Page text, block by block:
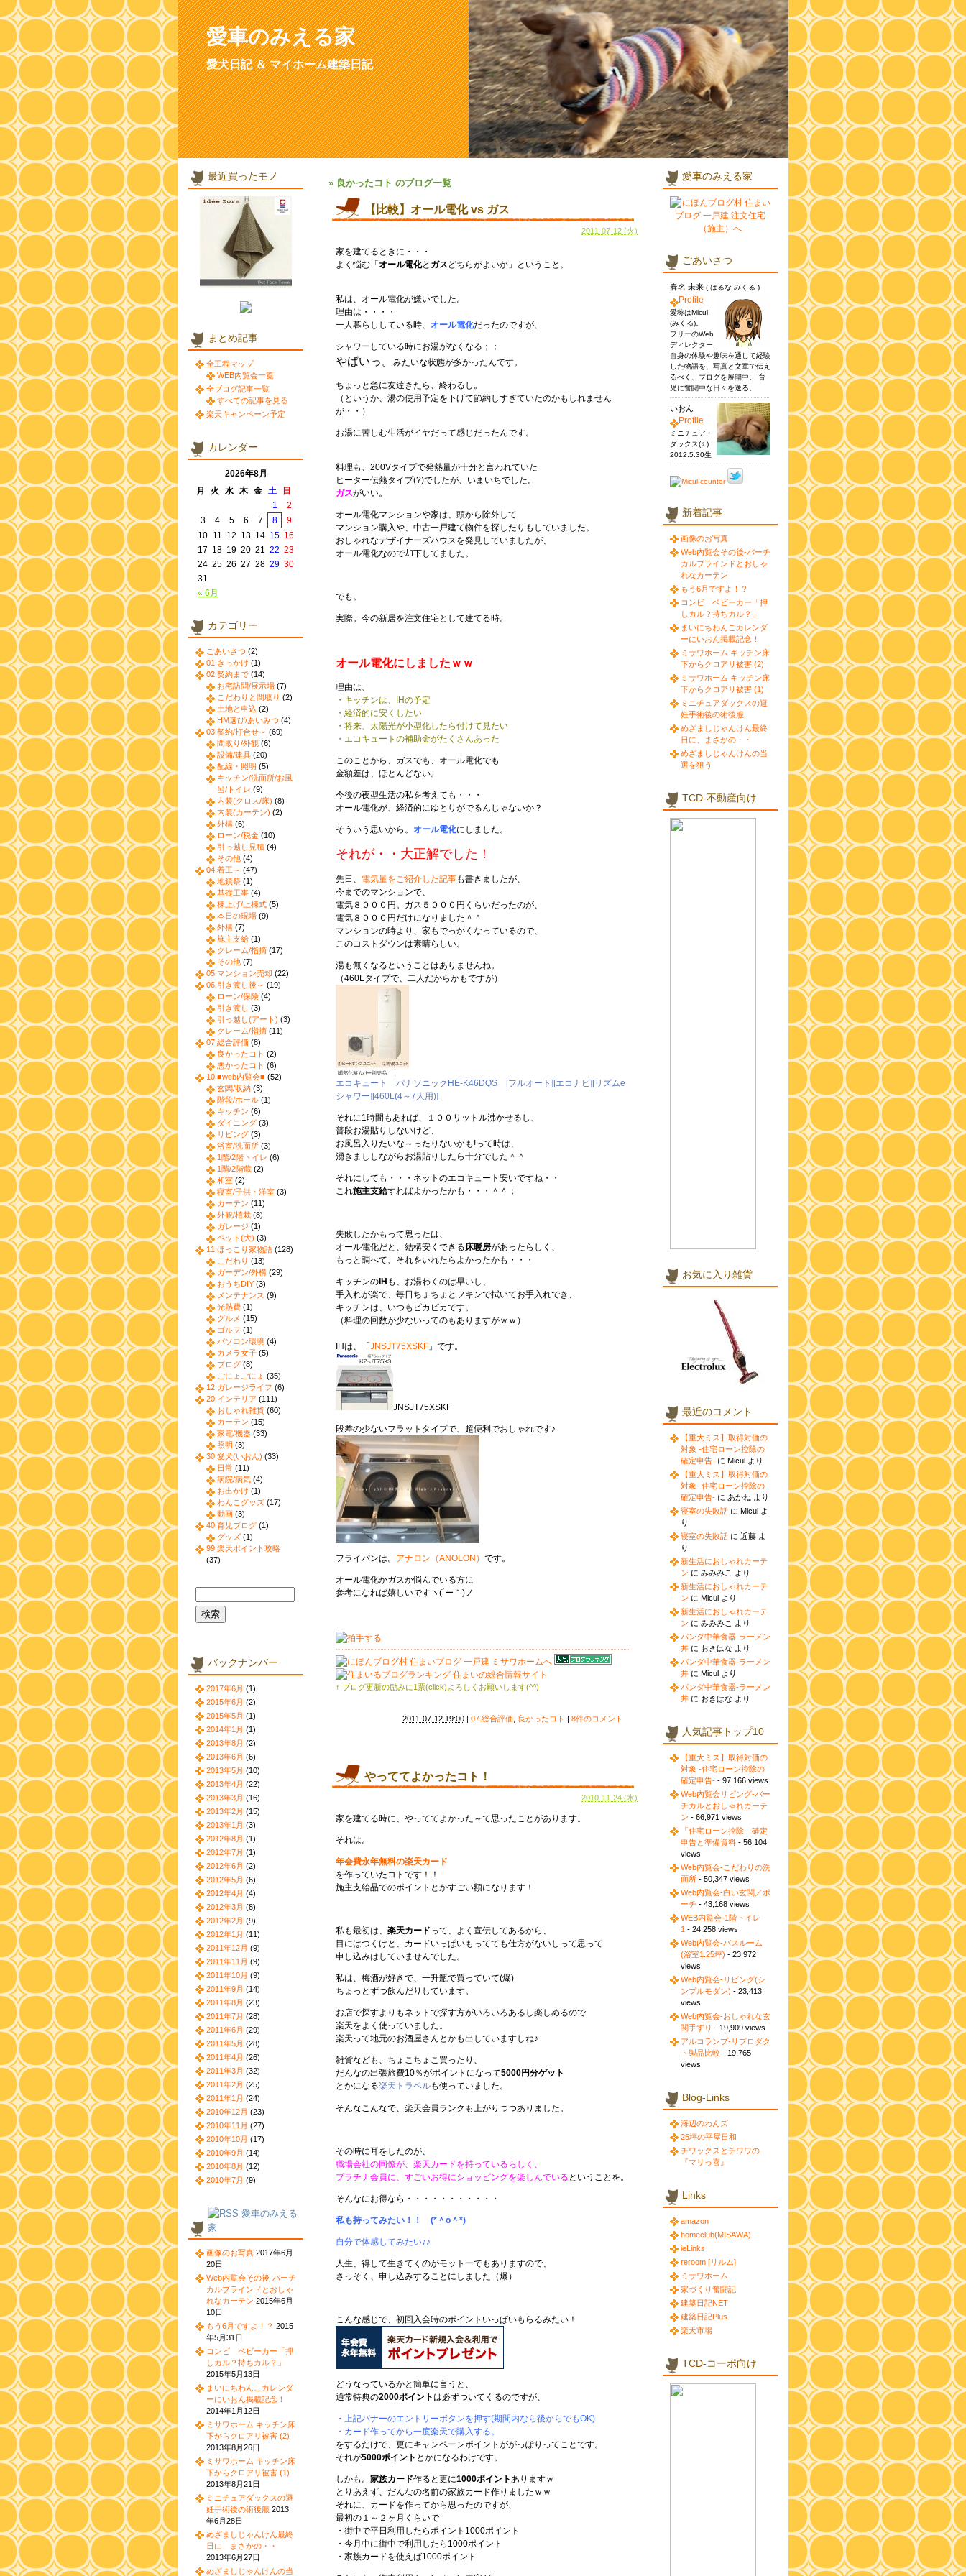
愛車のみえる家
愛犬日記 ＆ マイホーム建築日記
» 良かったコト のブログ一覧
【比較】オール電化 vs ガス
2011-07-12 (火)
家を建てるときに・・・
よく悩む「 オール電化と ガス どちらがよいか」ということ。
私は、オール電化が嫌いでした。
理由は・・・・
一人暮らししている時、 オール電化だったのですが、
シャワーしている時にお湯がなくなる；；
やばいっ。 みたいな状態が多かったんです。
ちょっと急に友達きたら、終わるし。
（というか、湯の使用予定を下げて節約しすぎていたのかもしれません
が・・）
お湯に苦しむ生活がイヤだって感じだったんです。
料理も、200Vタイプで発熱量が十分と言われていた
ヒーター伝熱タイプ(?)でしたが、いまいちでした。
ガスがいい。
オール電化マンションや家は、頭から除外して
マンション購入や、中古一戸建て物件を探したりもしていました。
おしゃれなデザイナーズハウスを発見していましたが、
オール電化なので却下してました。
でも。
実際。今の新居を注文住宅として建てる時。
オール電化にしましたｗｗ
理由は、
・キッチンは、IHの予定
・経済的に安くしたい
・将来、太陽光が小型化したら付けて見たい
・エコキュートの補助金がたくさんあった
このことから、ガスでも、オール電化でも
金額差は、ほとんどない。
今後の夜型生活の私を考えても・・・
オール電化が、経済的にゆとりがでるんじゃないか？
そういう思いから。 オール電化にしました。
それが・・大正解でした！
先日、 電気量をご紹介した記事も書きましたが、
今までのマンションで、
電気８０００円。ガス５０００円くらいだったのが、
電気８０００円だけになりました＾＾
マンションの時より、家もでっかくなっているので、
このコストダウンは素晴らしい。
湯も無くなるということはありませんね。
（460Lタイプで、二人だからかもですが）
エコキュート パナソニックHE-K46DQS [フルオート][エコナビ][リズムe
シャワー][460L(4～7人用)]
それに1時間もあれば、１００リットル沸かせるし、
普段お湯貼りしないけど、
お風呂入りたいな～ったりないかも!って時は、
湧きまししながらお湯貼りしたら十分でした＾＾
それにしても・・・ネットのエコキュート安いですね・・
これ施主支給すればよかったかも・・・＾＾；
失敗したかもって思ったは、
オール電化だと、結構安くできる床暖房があったらしく、
もっと調べて、それをいれたらよかったかも・・・
キッチンの IH も、お湯わくのは早いし、
手入れが楽で、毎日ちょちょとフキンで拭いてお手入れでき、
キッチンは、いつもピカピカです。
（料理の回数が少ないってのもありますがｗｗ）
IHは、「 JNSJT75XSKF 」です。
JNSJT75XSKF
段差の少ないフラットタイプで、超便利でおしゃれです♪
フライパンは。 アナロン（ANOLON） です。
オール電化かガスか悩んでいる方に
参考になれば嬉しいですヽ(´ー｀)ノ
↑ ブログ更新の励みに1票(click)よろしくお願いします(^^)
2011-07-12 19:00 | 07.総合評価 良かったコト | 8件のコメント
やっててよかったコト！
2010-11-24 (水)
家を建てる時に、やっててよかった～て思ったことがあります。
それは。
年会費永年無料の楽天カード
を作っていたコトです！！
施主支給品でのポイントとかすごい額になります！
私も最初は、 楽天カードって、よく宣伝してあるから、
目にはつくけと、カードいっぱいもってても仕方がないしって思って
申し込みはしていませんでした。
私は、梅酒が好きで、一升瓶で買っていて(爆)
ちょっとずつ飲んだりしています。
お店で探すよりもネットで探す方がいろいろあるし楽しめるので
楽天をよく使っていました。
楽天って地元のお酒屋さんとかも出していますしね♪
雑貨なども、ちょこちょこ買ったり、
だんなの出張旅費10％がポイントになって5000円分ゲット
とかになる楽天トラベルも使っていました。
そんなこんなで、楽天会員ランクも上がりつつありました。
その時に耳をしたのが、
職場会社の同僚が、楽天カードを持っているらしく、
プラチナ会員に、すごいお得にショッピングを楽しんでいる ということを。
そんなにお得なら・・・・・・・・・・・
私も持ってみたい！！ (*＾o＾*)
自分で体感してみたい♪♪
人生、得して生きてくのがモットーでもありますので、
さっそく、申し込みすることにしました（爆）
こんな感じで、初回入会時のポイントいっぱいもらるみたい！
どうなっているかと簡単に言うと、
通常特典の2000ポイントは必ずついてくるのですが、
・上記バナーのエントリーボタンを押す(期間内なら後からでもOK)
・カード作ってから一度楽天で購入する。
をするだけで、更にキャンペーンポイントががっぽりってことです。
それが5000ポイント とかになるわけです。
しかも。 家族カード作ると更に1000ポイントありますｗ
とりあえず、だんなの名前の家族カード作りましたｗｗ
それに、カードを作ってから思ったのですが、
最初の１～２ヶ月くらいで
・街中で平日利用したらポイント1000ポイント
・今月中に街中で利用したら1000ポイント
・家族カードを使えば1000ポイント
最近買ったモノ
まとめ記事
全工程マップ
WEB内覧会一覧
全ブログ記事一覧
すべての記事を見る
楽天キャンペーン予定
カレンダー
2026年8月
月
火 水 木 金 土 日
« 6月
1
2
3
4 5 6 7 8
9
10 11 12 13 14 15 16
17 18 19 20 21 22 23
24 25 26 27 28 29 30
31
カテゴリー
ごあいさつ (2)
01.きっかけ (1)
02.契約まで (14)
お宅訪問/展示場 (7)
こだわりと間取り (2)
土地と申込 (2)
HM選び/あいみつ (4)
03.契約/打合せ～ (69)
間取り/外観 (6)
設備/建具 (20)
配線・照明 (5)
キッチン/洗面所/お風
呂/トイレ (9)
内装(クロス/床) (8)
内装(カーテン) (2)
外構 (6)
ローン/税金 (10)
引っ越し見積 (4)
その他 (4)
04.着工～ (47)
地鎮祭 (1)
基礎工事 (4)
棟上げ/上棟式 (5)
本日の現場 (9)
外構 (7)
施主支給 (1)
クレーム/指摘 (17)
その他 (7)
05.マンション売却 (22)
06.引き渡し後～ (19)
ローン/保険 (4)
引き渡し (3)
引っ越し(アート) (3)
クレーム/指摘 (11)
07.総合評価 (8)
良かったコト (2)
悪かったコト (6)
10.■web内覧会■ (52)
玄関/収納 (3)
階段/ホール (1)
キッチン (6)
ダイニング (3)
リビング (3)
浴室/洗面所 (3)
1階/2階トイレ (6)
1階/2階蔵 (2)
和室 (2)
寝室/子供・洋室 (3)
カーテン (11)
外観/植栽 (8)
ガレージ (1)
ペット(犬) (3)
11.ほっこり家物語 (128)
こだわり (13)
ガーデン/外構 (29)
おうちDIY (3)
メンテナンス (9)
光熱費 (1)
グルメ (15)
ゴルフ (1)
パソコン環境 (4)
カメラ女子 (5)
ブログ (8)
ごにょごにょ (35)
12.ガレージライフ (6)
20.インテリア (111)
おしゃれ雑貨 (60)
カーテン (15)
家電/機器 (33)
照明 (3)
30.愛犬(いおん) (33)
日常 (11)
病院/病気 (4)
お出かけ (1)
わんこグッズ (17)
動画 (3)
40.育児ブログ (1)
グッズ (1)
99.楽天ポイント攻略
(37)
バックナンバー
2017年6月 (1)
2015年6月 (2)
2015年5月 (1)
2014年1月 (1)
2013年8月 (2)
2013年6月 (6)
2013年5月 (10)
2013年4月 (22)
2013年3月 (16)
2013年2月 (15)
2013年1月 (3)
2012年8月 (1)
2012年7月 (1)
2012年6月 (2)
2012年5月 (6)
2012年4月 (4)
2012年3月 (8)
2012年2月 (9)
2012年1月 (11)
2011年12月 (9)
2011年11月 (9)
2011年10月 (9)
2011年9月 (14)
2011年8月 (23)
2011年7月 (28)
2011年6月 (29)
2011年5月 (28)
2011年4月 (26)
2011年3月 (32)
2011年2月 (25)
2011年1月 (24)
2010年12月 (23)
2010年11月 (27)
2010年10月 (17)
2010年9月 (14)
2010年8月 (12)
2010年7月 (9)
愛車のみえる
家
画像のお写真 2017年6月
20日
Web内覧会その後-バーチ
カルブラインドとおしゃ
れなカーテン 2015年6月
10日
もう6月ですよ！？ 2015
年5月31日
コンビ ベビーカー「押
しカル？持ちカル？」
2015年5月13日
まいにちわんこカレンダ
ーにいおん掲載記念！
2014年1月12日
ミサワホーム キッチン床
下からクロアリ被害 (2)
2013年8月26日
ミサワホーム キッチン床
下からクロアリ被害 (1)
2013年8月21日
ミニチュアダックスの避
妊手術後の術後服 2013
年6月28日
めざましじゃんけん最終
日に、まさかの・・
2013年6月27日
めざましじゃんけんの当
愛車のみえる家
ごあいさつ
春名 未来 ( はるな みくる )
Profile
愛称はMicul
(みくる)。
フリーのWeb
ディレクター.
自身の体験や趣味を通して経験
した物語を、写真と文章で伝え
るべく、ブログを展開中。 育
児に奮闘中な日々を送る。
いおん
Profile
ミニチュア・
ダックス(♀)
2012.5.30生
新着記事
画像のお写真
Web内覧会その後-バーチ
カルブラインドとおしゃ
れなカーテン
もう6月ですよ！？
コンビ ベビーカー「押
しカル？持ちカル？」
まいにちわんこカレンダ
ーにいおん掲載記念！
ミサワホーム キッチン床
下からクロアリ被害 (2)
ミサワホーム キッチン床
下からクロアリ被害 (1)
ミニチュアダックスの避
妊手術後の術後服
めざましじゃんけん最終
日に、まさかの・・
めざましじゃんけんの当
選を狙う
TCD-不動産向け
お気に入り雑貨
最近のコメント
【重大ミス】取得対価の
対象 -住宅ローン控除の
確定申告- に Micul より
【重大ミス】取得対価の
対象 -住宅ローン控除の
確定申告- に あかね より
寝室の失敗話 に Micul よ
り
寝室の失敗話 に 近藤 よ
り
新生活におしゃれカーテ
ン に みみみこ より
新生活におしゃれカーテ
ン に Micul より
新生活におしゃれカーテ
ン に みみみこ より
パンダ中華食器-ラーメン
丼 に おきはな より
パンダ中華食器-ラーメン
丼 に Micul より
パンダ中華食器-ラーメン
丼 に おきはな より
人気記事トップ10
【重大ミス】取得対価の
対象 -住宅ローン控除の
確定申告- - 97,166 views
Web内覧会リビング-バー
チカルとおしゃれカーテ
ン - 66,971 views
「住宅ローン控除」確定
申告と準備資料 - 56,104
views
Web内覧会-こだわりの洗
面所 - 50,347 views
Web内覧会-白い玄関／ポ
ーチ - 43,168 views
WEB内覧会-1階トイレ
1 - 24,258 views
Web内覧会-バスルーム
(浴室1.25坪) - 23,972
views
Web内覧会-リビング(シ
ンプルモダン) - 23,413
views
Web内覧会-おしゃれな玄
関手すり - 19,909 views
アルコランプ-リプロダク
ト製品比較 - 19,765
views
Blog-Links
海辺のわんズ
25坪の平屋日和
チワックスとチワワの
『マリっ喜』
Links
amazon
homeclub(MISAWA)
ieLinks
reroom [リルム]
ミサワホーム
家づくり奮闘記
建築日記NET
建築日記Plus
楽天市場
TCD-コーポ向け